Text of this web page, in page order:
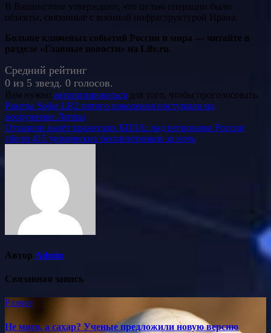
В Вашингтоне утверждают, что целью операции были
объекты, связанные с военной инфраструктурой Ирана.
Больше ключевых событий России и мира — читайте в
разделе «Главные новости» на Life.ru.
Средний рейтинг
0 из 5 звезд. 0 голосов.
Вам нужно авторизироваться для того, чтобы проголосовать.
Навигация
по
записям
Ракеты Spike LR2 пятого поколения поступили на
вооружение Литвы
Отразили налёт вражеских БПЛА: над регионами России
сбили 415 украинских беспилотников за ночь
Автор Admin
Связанная запись
Разное
Не мясо, а сахар? Ученые предложили новую версию